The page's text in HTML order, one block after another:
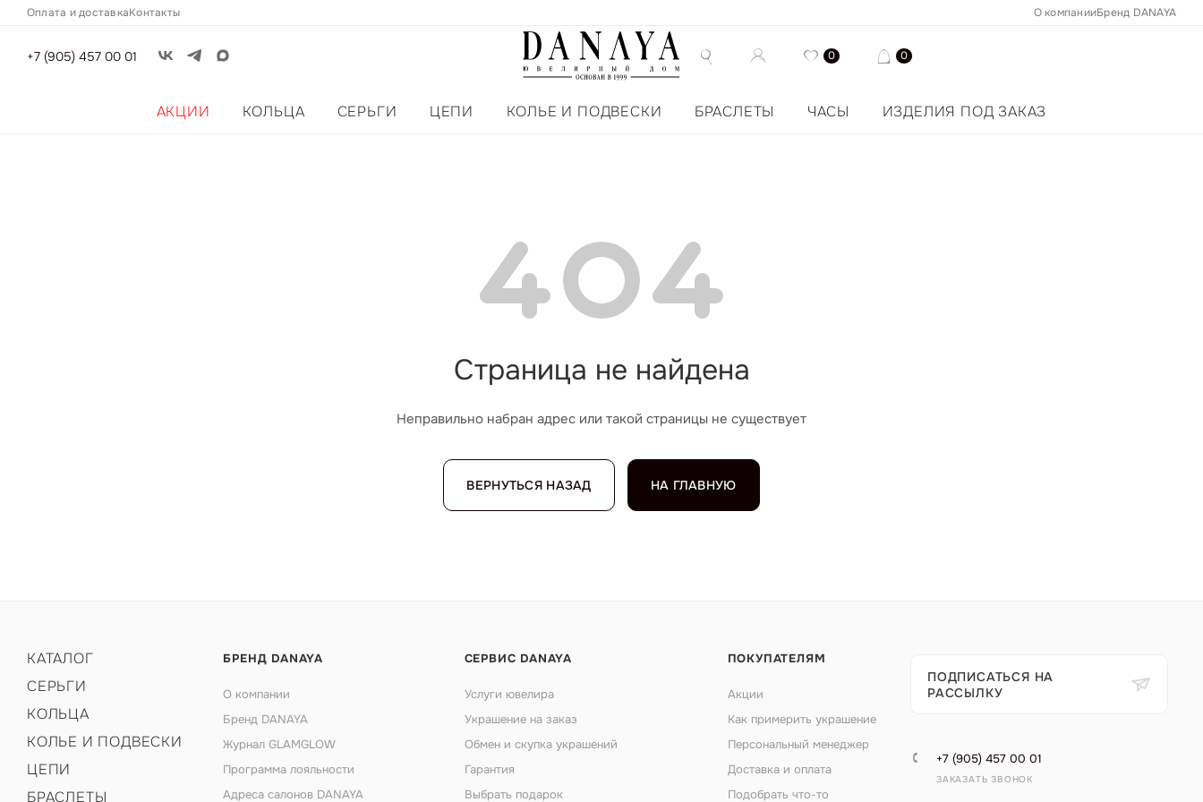
Оплата и доставкаКонтакты О компанииБренд DANAYA
+7 (905) 457 00 01 0 0
АКЦИИ КОЛЬЦА СЕРЬГИ ЦЕПИ КОЛЬЕ И ПОДВЕСКИ БРАСЛЕТЫ ЧАСЫ ИЗДЕЛИЯ ПОД ЗАКАЗ
Страница не найдена
Неправильно набран адрес или такой страницы не существует
ВЕРНУТЬСЯ НАЗАД НА ГЛАВНУЮ
КАТАЛОГ
СЕРЬГИ
КОЛЬЦА
КОЛЬЕ И ПОДВЕСКИ
ЦЕПИ
БРАСЛЕТЫ
БРЕНД DANAYA
О компании
Бренд DANAYA
Журнал GLAMGLOW
Программа лояльности
Адреса салонов DANAYA
СЕРВИС DANAYA
Услуги ювелира
Украшение на заказ
Обмен и скупка украшений
Гарантия
Выбрать подарок
ПОКУПАТЕЛЯМ
Акции
Как примерить украшение
Персональный менеджер
Доставка и оплата
Подобрать что-то
ПОДПИСАТЬСЯ НА
РАССЫЛКУ
+7 (905) 457 00 01
ЗАКАЗАТЬ ЗВОНОК